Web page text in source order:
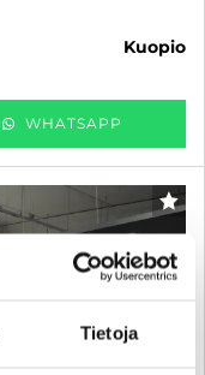
Tietoja
kuopio
WHATSAPP